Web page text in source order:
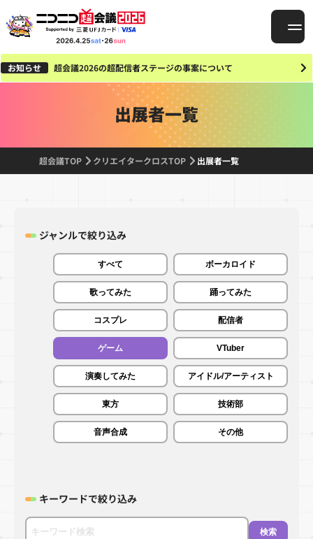
お知らせ 超会議2026の超配信者ステージの事案について
出展者一覧
超会議TOP クリエイタークロスTOP 出展者一覧
ジャンルで絞り込み
すべて ボーカロイド
歌ってみた 踊ってみた
コスプレ 配信者
ゲーム VTuber
演奏してみた アイドル/アーティスト
東方 技術部
音声合成 その他
キーワードで絞り込み
検索